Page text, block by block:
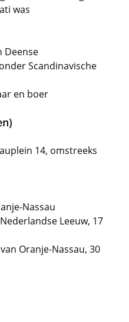
was
Deense
Scandinavische
en boer
14, omstreeks
Nassau
Leeuw, 17
Oranje-Nassau, 30